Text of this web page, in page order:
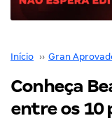
Início ›› Gran
Conheça
entre os 10